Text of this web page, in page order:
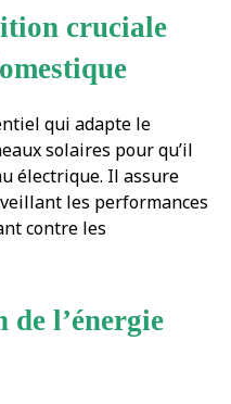
cruciale
qui adapte le
solaires pour qu’il
électrique. Il assure
les performances
contre les
de l’énergie